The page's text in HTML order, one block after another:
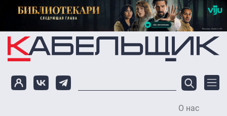
Перейти к основному содержанию
О нас